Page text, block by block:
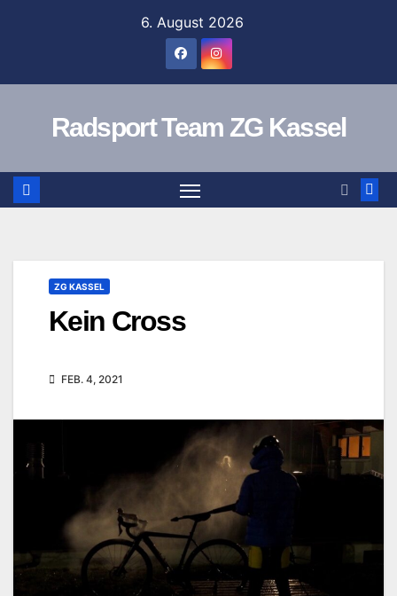
6. August 2026
Radsport Team ZG Kassel
ZG KASSEL
Kein Cross
FEB. 4, 2021